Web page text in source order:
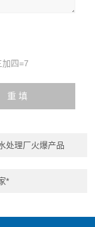
四=7
处理厂火爆产品
*